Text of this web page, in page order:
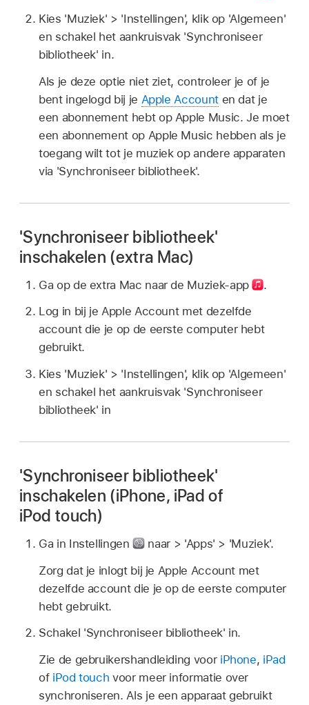
Kies 'Muziek' > 'Instellingen', klik op 'Algemeen'
en schakel het aankruisvak 'Synchroniseer
bibliotheek' in.
Als je deze optie niet ziet, controleer je of je
bent ingelogd bij je Apple Accounten dat je
een abonnement hebt op Apple Music. Je moet
een abonnement op Apple Music hebben als je
toegang wilt tot je muziek op andere apparaten
via 'Synchroniseer bibliotheek'.
'Synchroniseer bibliotheek'
inschakelen (extra Mac)
Ga op de extra Mac naar de Muziek-app
.
Log in bij je Apple Account met dezelfde
account die je op de eerste computer hebt
gebruikt.
Kies 'Muziek' > 'Instellingen', klik op 'Algemeen'
en schakel het aankruisvak 'Synchroniseer
bibliotheek' in
'Synchroniseer bibliotheek'
inschakelen (iPhone, iPad of
iPod touch)
Ga in Instellingen
naar > 'Apps' > 'Muziek'.
Zorg dat je inlogt bij je Apple Account met
dezelfde account die je op de eerste computer
hebt gebruikt.
Schakel 'Synchroniseer bibliotheek' in.
Zie de gebruikershandleiding voor iPhone, iPad
of iPod touch voor meer informatie over
synchroniseren. Als je een apparaat gebruikt